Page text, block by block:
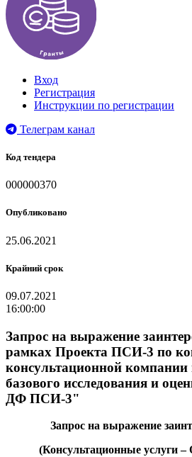
Вход
Регистрация
Инструкции по регистрации
Телеграм канал
Код тендера
000000370
Опубликовано
25.06.2021
Крайний срок
09.07.2021
16:00:00
Запрос на выражение
рамках Проекта ПСИ-3 по
консультационной компании
базового исследования и
ДФ ПСИ-3"
Запрос на выражение
(Консультационные услуги